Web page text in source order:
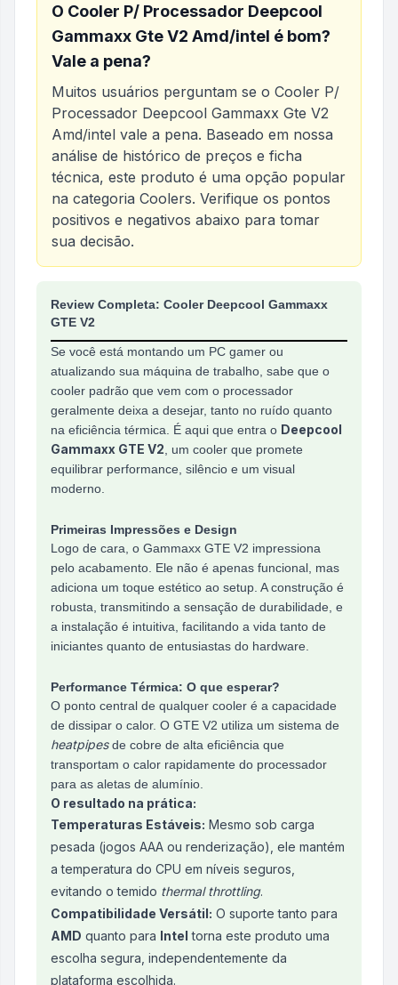
O Cooler P/ Processador Deepcool
Gammaxx Gte V2 Amd/intel é bom?
Vale a pena?
Muitos usuários perguntam se o Cooler P/
Processador Deepcool Gammaxx Gte V2
Amd/intel vale a pena. Baseado em nossa
análise de histórico de preços e ficha
técnica, este produto é uma opção popular
na categoria Coolers. Verifique os pontos
positivos e negativos abaixo para tomar
sua decisão.
Análise do produtoCooler P/ Processador
Review Completa: Cooler Deepcool Gammaxx
GTE V2
Se você está montando um PC gamer ou
atualizando sua máquina de trabalho, sabe que o
cooler padrão que vem com o processador
geralmente deixa a desejar, tanto no ruído quanto
na eficiência térmica. É aqui que entra o Deepcool
Gammaxx GTE V2 , um cooler que promete
equilibrar performance, silêncio e um visual
moderno.
Primeiras Impressões e Design
Logo de cara, o Gammaxx GTE V2 impressiona
pelo acabamento. Ele não é apenas funcional, mas
adiciona um toque estético ao setup. A construção é
robusta, transmitindo a sensação de durabilidade, e
a instalação é intuitiva, facilitando a vida tanto de
iniciantes quanto de entusiastas do hardware.
Performance Térmica: O que esperar?
O ponto central de qualquer cooler é a capacidade
de dissipar o calor. O GTE V2 utiliza um sistema de
heatpipesde cobre de alta eficiência que
transportam o calor rapidamente do processador
para as aletas de alumínio.
O resultado na prática:
Temperaturas Estáveis: Mesmo sob carga
pesada (jogos AAA ou renderização), ele mantém
a temperatura do CPU em níveis seguros,
evitando o temido thermal throttling.
Compatibilidade Versátil: O suporte tanto para
AMD quanto para Intel torna este produto uma
escolha segura, independentemente da
plataforma escolhida.